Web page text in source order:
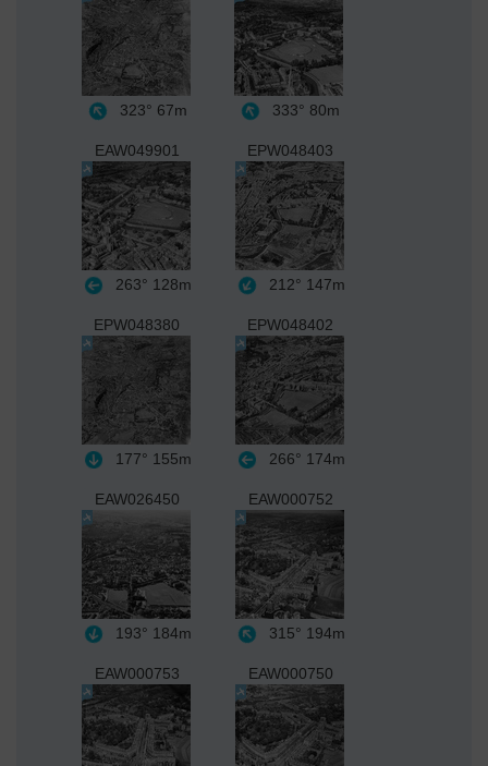
323° 67m 333° 80m
EAW049901
263° 128m
EPW048403
212° 147m
EPW048380
177° 155m
EPW048402
266° 174m
EAW026450
193° 184m
EAW000752
315° 194m
EAW000753 EAW000750